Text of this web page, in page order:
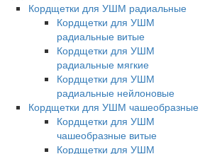
Кордщетки для УШМ радиальные
Кордщетки для УШМ
радиальные витые
Кордщетки для УШМ
радиальные мягкие
Кордщетки для УШМ
радиальные нейлоновые
Кордщетки для УШМ чашеобразные
Кордщетки для УШМ
чашеобразные витые
Кордщетки для УШМ